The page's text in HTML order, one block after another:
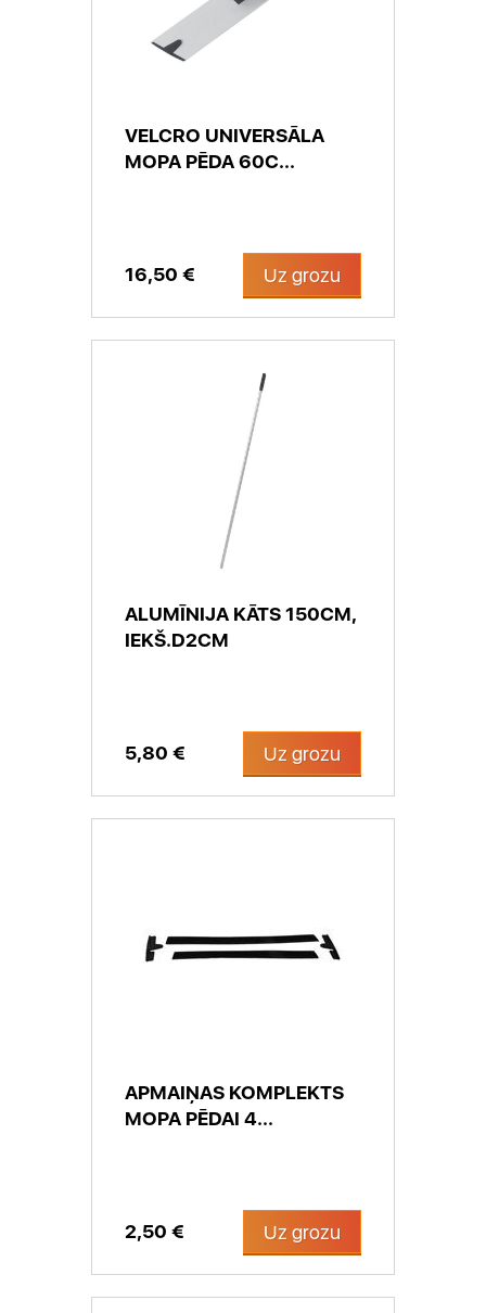
VELCRO UNIVERSĀLA
MOPA PĒDA 60C...
16,50 € Uz grozu
ALUMĪNIJA KĀTS 150CM,
IEKŠ.D2CM
5,80 € Uz grozu
APMAIŅAS KOMPLEKTS
MOPA PĒDAI 4...
2,50 € Uz grozu